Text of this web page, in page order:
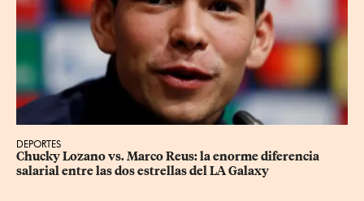
DEPORTES
Chucky Lozano vs. Marco Reus: la enorme diferencia
salarial entre las dos estrellas del LA Galaxy